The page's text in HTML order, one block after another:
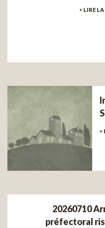
> LIRE
>
20260710
préfectoral